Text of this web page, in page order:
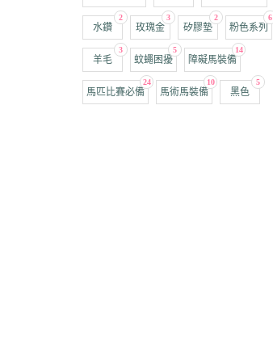
2
水鑽
3
玫瑰金
2
矽膠墊
6
粉色系列
3
羊毛
5
蚊蠅困擾
14
障礙馬裝備
24
馬匹比賽必備
10
馬術馬裝備
5
黑色